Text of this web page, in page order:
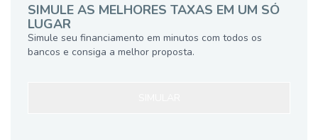
SIMULE AS MELHORES TAXAS EM UM SÓ
LUGAR
Simule seu financiamento em minutos com todos os
bancos e consiga a melhor proposta.